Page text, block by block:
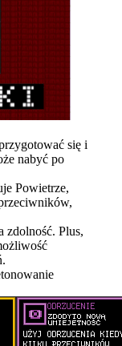
się i
nabyć po
Powietrze,
zdolność. Plus,